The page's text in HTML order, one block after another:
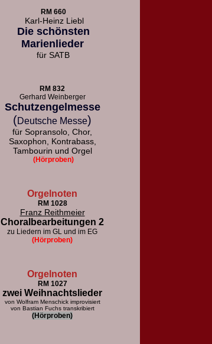
RM 660
Karl-Heinz Liebl
Die schönsten
Marienlieder
für SATB
RM 832
Gerhard Weinberger
Schutzengelmesse
(Deutsche Messe)
für Sopransolo, Chor,
Saxophon, Kontrabass,
Tambourin und Orgel
(Hörproben)
Orgelnoten
RM 1028
Franz Reithmeier
Choralbearbeitungen 2
zu Liedern im GL und im EG
(Hörproben)
Orgelnoten
RM 1027
zwei Weihnachtslieder
von Wolfram Menschick improvisiert
von Bastian Fuchs transkribiert
(Hörproben)